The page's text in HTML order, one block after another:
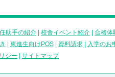
助手の紹介 校舎イベント紹介 合格体
東進生向けPOS| 資料請求|
入学のお
シー サイトマップ